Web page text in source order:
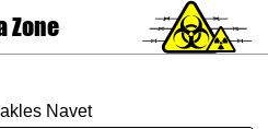
Zone
Navet